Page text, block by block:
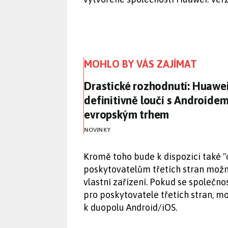
MOHLO BY VÁS ZAJÍMAT
Drastické rozhodnutí:
Drastické rozhodnutí:
definitivně loučí s
evropským trhem
NOVINKY
Kromě toho bude k dispozici také
poskytovatelům třetích stran
vlastní zařízení. Pokud se
pro poskytovatele třetích stran,
k duopolu Android/iOS.